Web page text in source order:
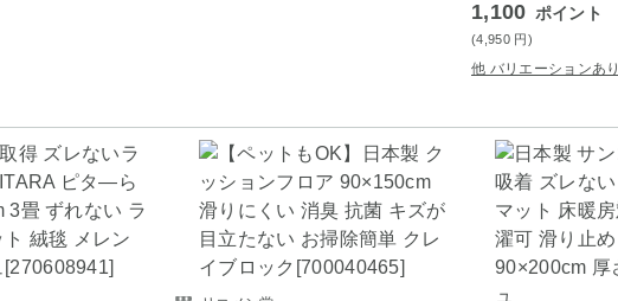
1,100 ポイント
(4,950 円)
他 バリエーションあり